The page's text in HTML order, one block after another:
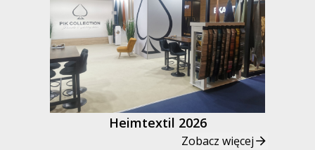
Heimtextil 2026
Zobacz więcej